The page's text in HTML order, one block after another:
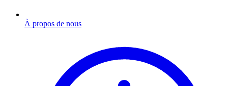
À propos de nous